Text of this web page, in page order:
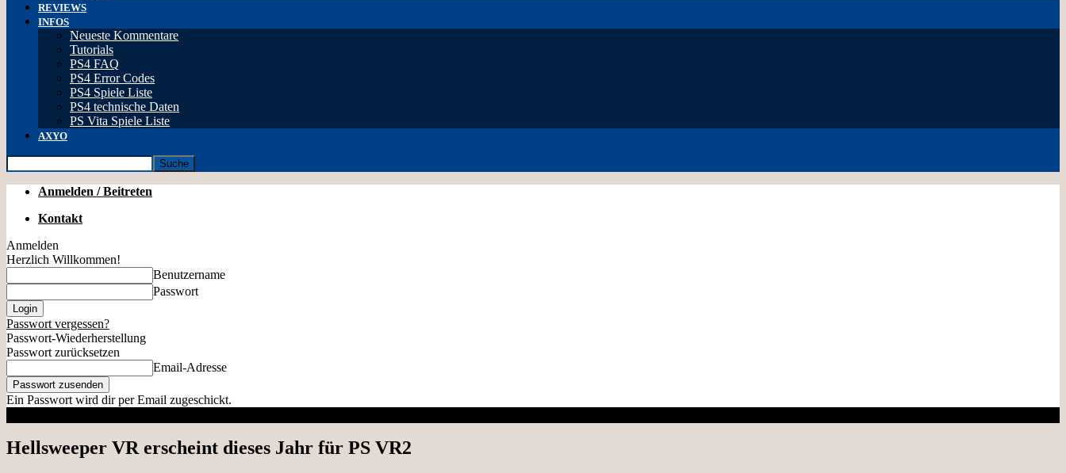
REVIEWS
INFOS
Neueste Kommentare
Tutorials
PS4 FAQ
PS4 Error Codes
PS4 Spiele Liste
PS4 technische Daten
PS Vita Spiele Liste
AXYO
Anmelden / Beitreten
Kontakt
Anmelden
Herzlich Willkommen!
Benutzername
Passwort
Passwort vergessen?
Passwort-Wiederherstellung
Passwort zurücksetzen
Email-Adresse
Ein Passwort wird dir per Email zugeschickt.
Hellsweeper VR erscheint dieses Jahr für PS VR2